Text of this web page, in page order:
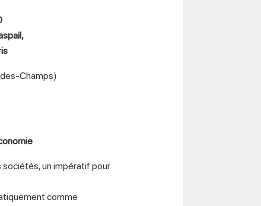
Champs)
sociétés, un impératif pour
comme